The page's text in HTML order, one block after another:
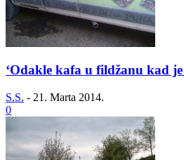
‘Odakle kafa u fildžanu kad je
S.S. - 21. Marta 2014.
0